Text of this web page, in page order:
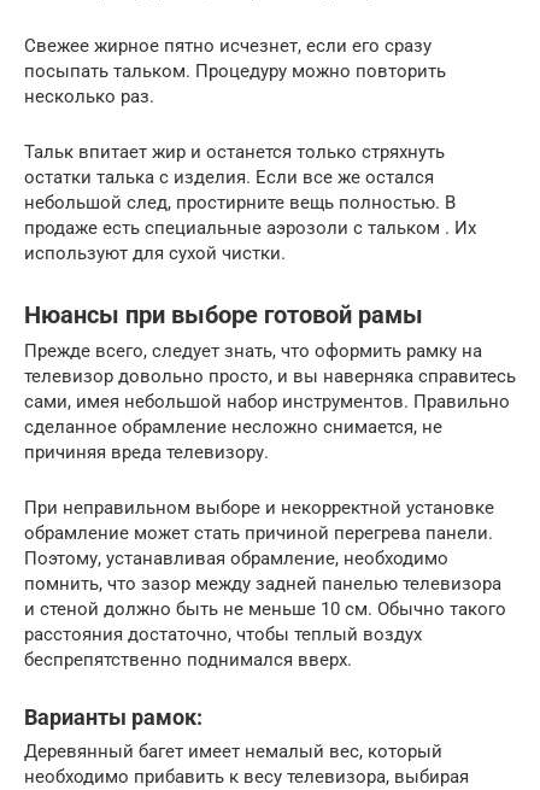
Свежее жирное пятно исчезнет, если его сразу
посыпать тальком. Процедуру можно повторить
несколько раз.
Тальк впитает жир и останется только стряхнуть
остатки талька с изделия. Если все же остался
небольшой след, простирните вещь полностью. В
продаже есть специальные аэрозоли с тальком . Их
используют для сухой чистки.
Нюансы при выборе готовой рамы
Прежде всего, следует знать, что оформить рамку на
телевизор довольно просто, и вы наверняка справитесь
сами, имея небольшой набор инструментов. Правильно
сделанное обрамление несложно снимается, не
причиняя вреда телевизору.
При неправильном выборе и некорректной установке
обрамление может стать причиной перегрева панели.
Поэтому, устанавливая обрамление, необходимо
помнить, что зазор между задней панелью телевизора
и стеной должно быть не меньше 10 см. Обычно такого
расстояния достаточно, чтобы теплый воздух
беспрепятственно поднимался вверх.
Варианты рамок:
Деревянный багет имеет немалый вес, который
необходимо прибавить к весу телевизора, выбирая